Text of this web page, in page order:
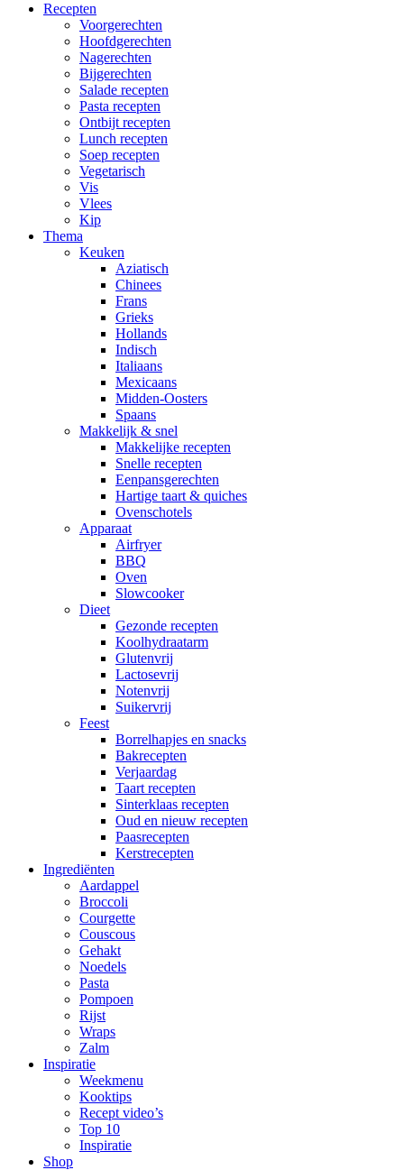
Recepten
Voorgerechten
Hoofdgerechten
Nagerechten
Bijgerechten
Salade recepten
Pasta recepten
Ontbijt recepten
Lunch recepten
Soep recepten
Vegetarisch
Vis
Vlees
Kip
Thema
Keuken
Aziatisch
Chinees
Frans
Grieks
Hollands
Indisch
Italiaans
Mexicaans
Midden-Oosters
Spaans
Makkelijk & snel
Makkelijke recepten
Snelle recepten
Eenpansgerechten
Hartige taart & quiches
Ovenschotels
Apparaat
Airfryer
BBQ
Oven
Slowcooker
Dieet
Gezonde recepten
Koolhydraatarm
Glutenvrij
Lactosevrij
Notenvrij
Suikervrij
Feest
Borrelhapjes en snacks
Bakrecepten
Verjaardag
Taart recepten
Sinterklaas recepten
Oud en nieuw recepten
Paasrecepten
Kerstrecepten
Ingrediënten
Aardappel
Broccoli
Courgette
Couscous
Gehakt
Noedels
Pasta
Pompoen
Rijst
Wraps
Zalm
Inspiratie
Weekmenu
Kooktips
Recept video’s
Top 10
Inspiratie
Shop